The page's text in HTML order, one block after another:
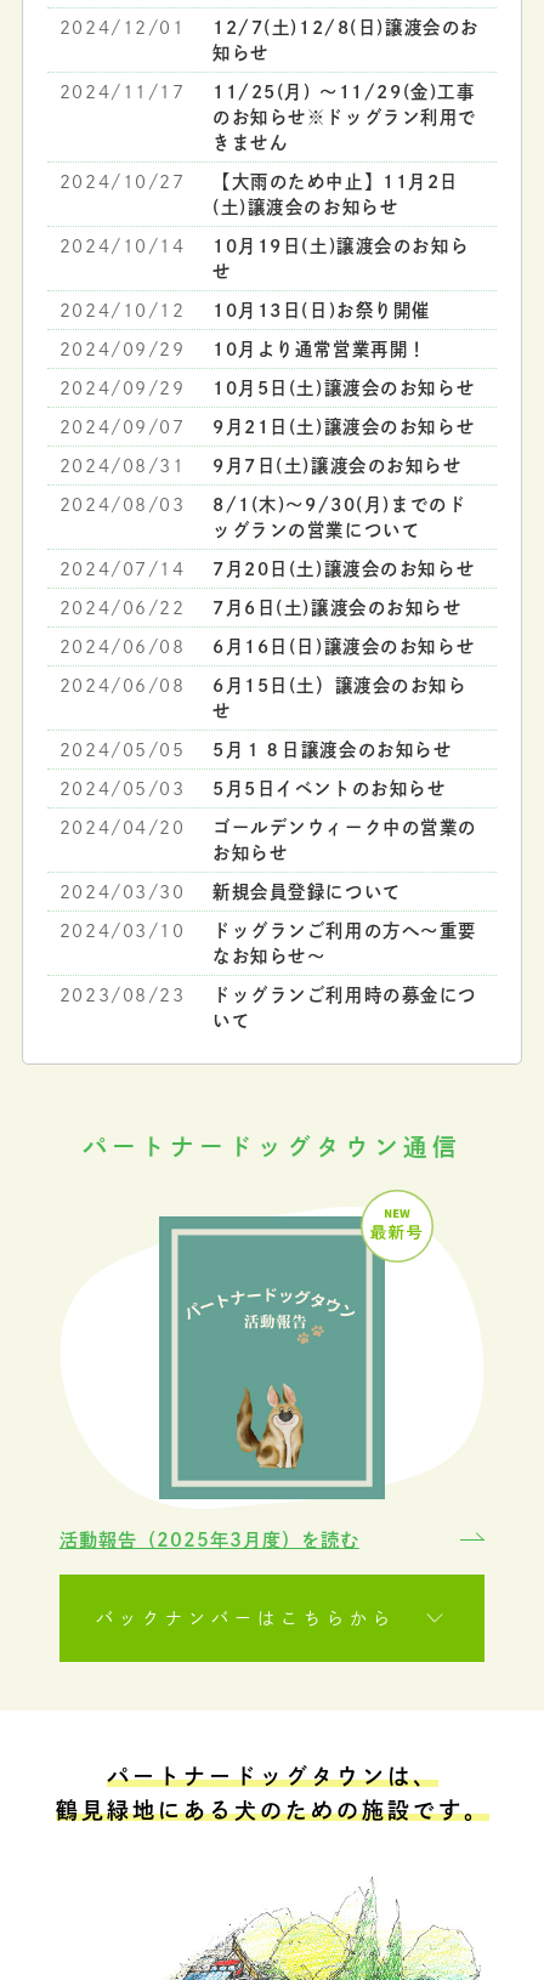
2024/12/01
12/7(土)12/8(日)譲渡会のお
知らせ
2024/11/17
11/25(月) ～11/29(金)工事
のお知らせ※ドッグラン利用で
きません
2024/10/27
【大雨のため中止】11月2日
(土)譲渡会のお知らせ
2024/10/14
10月19日(土)譲渡会のお知ら
せ
2024/10/12 10月13日(日)お祭り開催
2024/09/29 10月より通常営業再開！
2024/09/29 10月5日(土)譲渡会のお知らせ
2024/09/07 9月21日(土)譲渡会のお知らせ
2024/08/31 9月7日(土)譲渡会のお知らせ
2024/08/03
8/1(木)～9/30(月)までのド
ッグランの営業について
2024/07/14 7月20日(土)譲渡会のお知らせ
2024/06/22 7月6日(土)譲渡会のお知らせ
2024/06/08 6月16日(日)譲渡会のお知らせ
2024/06/08
6月15日(土）譲渡会のお知ら
せ
2024/05/05 5月１８日譲渡会のお知らせ
2024/05/03 5月5日イベントのお知らせ
2024/04/20
ゴールデンウィーク中の営業の
お知らせ
2024/03/30 新規会員登録について
2024/03/10
ドッグランご利用の方へ～重要
なお知らせ～
2023/08/23
ドッグランご利用時の募金につ
いて
パートナードッグタウン通信
活動報告（2025年3月度）を読む
パートナードッグタウンは、
鶴見緑地にある犬のための施設です。